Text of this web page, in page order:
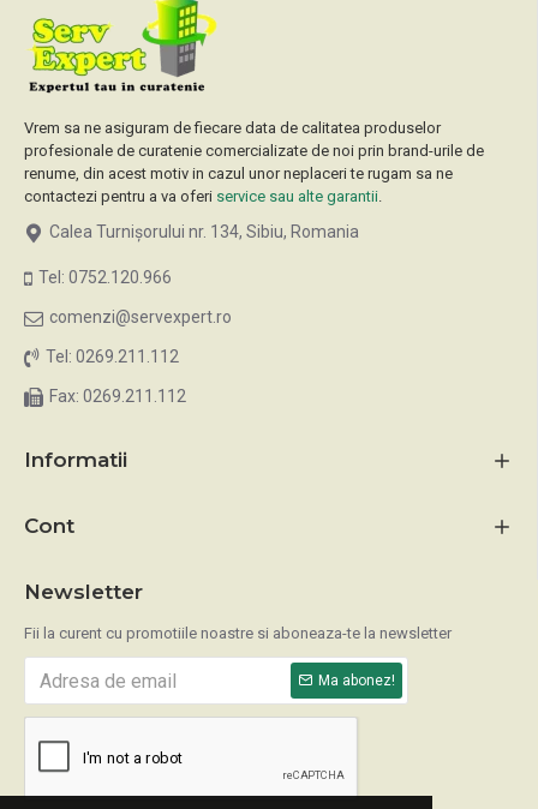
Vrem sa ne asiguram de fiecare data de calitatea produselor
profesionale de curatenie comercializate de noi prin brand-urile de
renume, din acest motiv in cazul unor neplaceri te rugam sa ne
contactezi pentru a va oferi service sau alte garantii.
Calea Turnișorului nr. 134, Sibiu, Romania
Tel: 0752.120.966
comenzi@servexpert.ro
Tel: 0269.211.112
Fax: 0269.211.112
Informatii
Cont
Newsletter
Fii la curent cu promotiile noastre si aboneaza-te la newsletter
Ma abonez!